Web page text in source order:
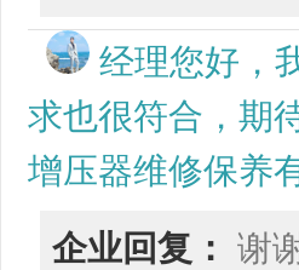
经理您好，
求也很符合，期
增压器维修保养
企业回复： 谢